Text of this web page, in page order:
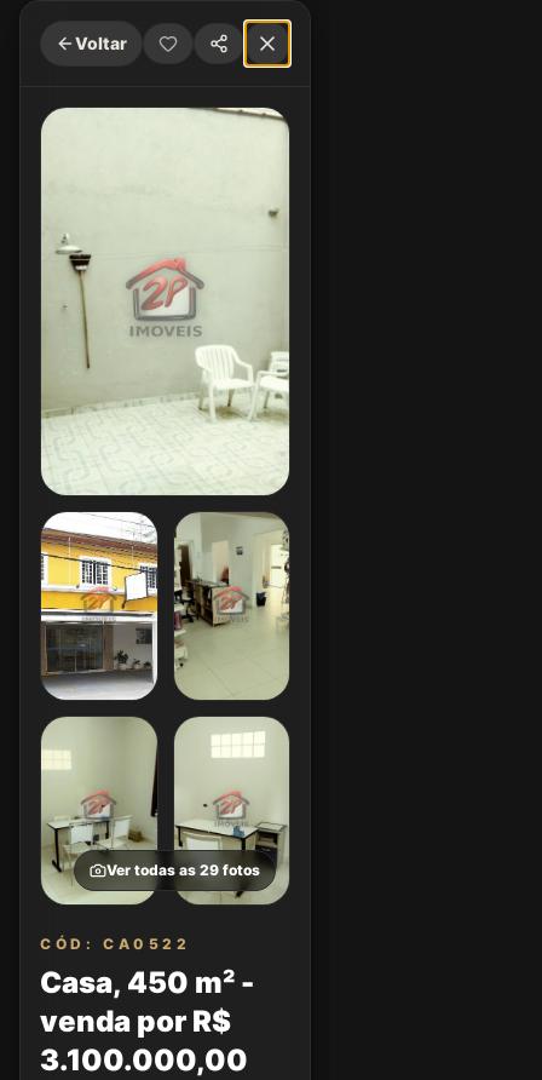
Voltar
Ver todas as 29 fotos
CÓD: CA0522
Casa, 450 m² -
venda por R$
3.100.000,00